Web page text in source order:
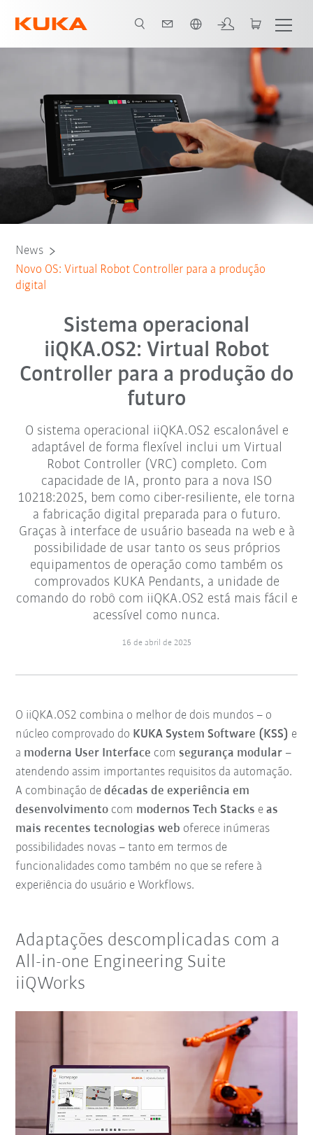
News
Novo OS: Virtual Robot Controller para a produção
digital
Sistema operacional
iiQKA.OS2: Virtual Robot
Controller para a produção do
futuro
O sistema operacional iiQKA.OS2 escalonável e
adaptável de forma flexível inclui um Virtual
Robot Controller (VRC) completo. Com
capacidade de IA, pronto para a nova ISO
10218:2025, bem como ciber-resiliente, ele torna
a fabricação digital preparada para o futuro.
Graças à interface de usuário baseada na web e à
possibilidade de usar tanto os seus próprios
equipamentos de operação como também os
comprovados KUKA Pendants, a unidade de
comando do robô com iiQKA.OS2 está mais fácil e
acessível como nunca.
16 de abril de 2025
O iiQKA.OS2 combina o melhor de dois mundos – o
núcleo comprovado do KUKA System Software (KSS) e
a moderna User Interface comsegurança modular –
atendendo assim importantes requisitos da automação.
A combinação dedécadas de experiência em
desenvolvimento com modernos Tech Stacks eas
mais recentes tecnologias web oferece inúmeras
possibilidades novas – tanto em termos de
funcionalidades como também no que se refere à
experiência do usuário e Workflows.
Adaptações descomplicadas com a
All-in-one Engineering Suite
iiQWorks